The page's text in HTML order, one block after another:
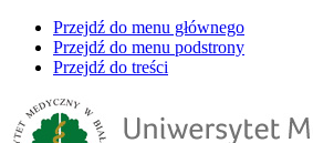
Przejdź do menu głównego
Przejdź do menu podstrony
Przejdź do treści